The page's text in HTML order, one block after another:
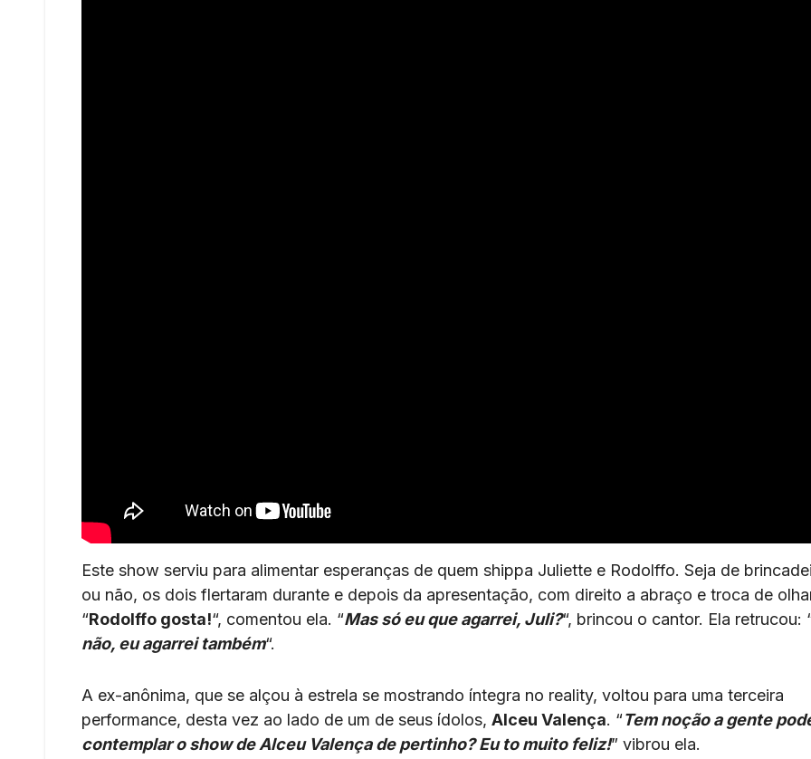
Este show serviu para alimentar esperanças de quem shippa Juliette e Rodolffo. Seja de
ou não, os dois flertaram durante e depois da apresentação, com direito a abraço e troca de
“Rodolffo gosta!“, comentou ela. “Mas só eu que agarrei, Juli?“, brincou o cantor. Ela retrucou:
não, eu agarrei também“.
A ex-anônima, que se alçou à estrela se mostrando íntegra no reality, voltou para uma terceira
performance, desta vez ao lado de um de seus ídolos, Alceu Valença. “Tem noção a gente
contemplar o show de Alceu Valença de pertinho? Eu to muito feliz!” vibrou ela.